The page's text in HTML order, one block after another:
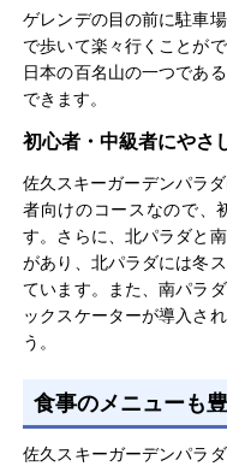
ウィンターすとーりさん男性/
総合評価
長野県を一望すること
で、いつも景色に感
で、スキー場自体も
が混んでいる点がデメ
で非常によく出来た
ルや滑り方、好みに合
スキーヤーさん男性/20代
ゲレンデの目の前に駐車
で歩いて楽々行くことが
日本の百名山の一つであ
できます。
初心者・中級者にやさ
佐久スキーガーデンパラ
者向けのコースなので、
す。さらに、北パラダと
があり、北パラダには冬
ています。また、南パラ
ックスケーターが導入さ
う。
食事のメニューも
佐久スキーガーデンパラ